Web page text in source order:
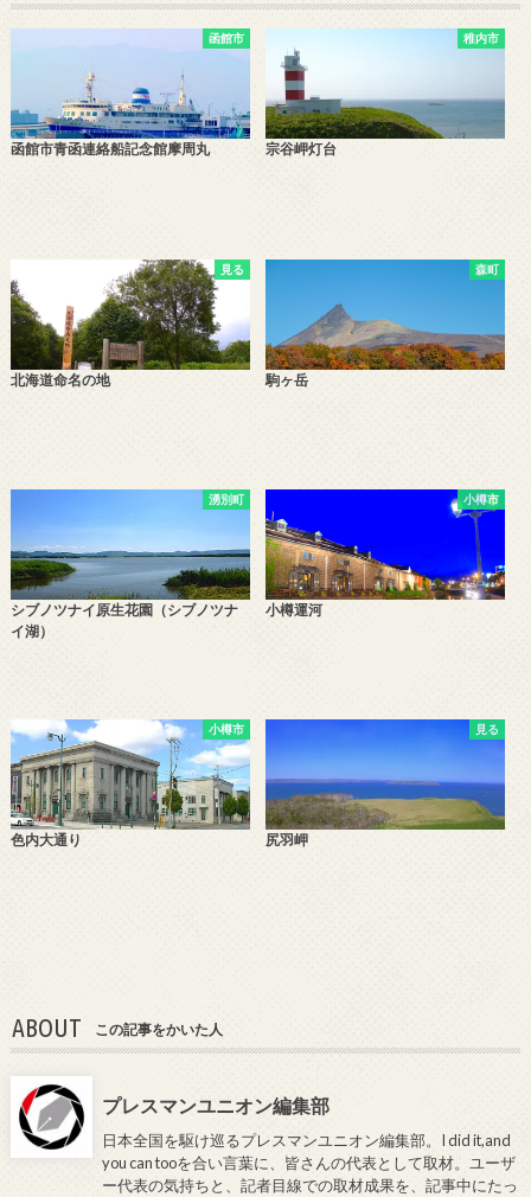
函館市
函館市青函連絡船記念館摩周丸
稚内市
宗谷岬灯台
見る
北海道命名の地
森町
駒ヶ岳
湧別町
シブノツナイ原生花園（シブノツナ
イ湖）
小樽市
小樽運河
小樽市
色内大通り
見る
尻羽岬
ABOUT この記事をかいた人
プレスマンユニオン編集部
日本全国を駆け巡るプレスマンユニオン編集部。I did it,and
you can tooを合い言葉に、皆さんの代表として取材。ユーザ
ー代表の気持ちと、記者目線での取材成果を、記事中にたっ